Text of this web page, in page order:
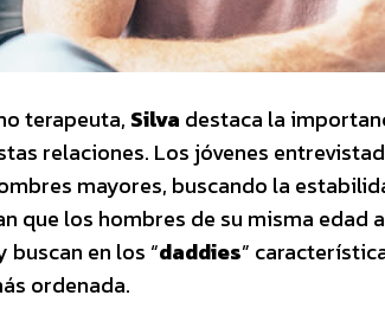
terapeuta, Silva destaca la
relaciones. Los jóvenes
mayores, buscando la
que los hombres de su misma edad
en los “daddies”
ordenada.